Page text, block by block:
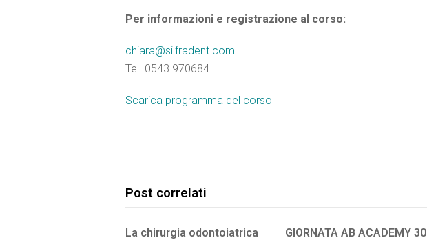
Per informazioni e registrazione al corso:
chiara@silfradent.com
Tel. 0543 970684
Scarica programma del corso
Post correlati
La chirurgia odontoiatrica
GIORNATA AB ACADEMY 30